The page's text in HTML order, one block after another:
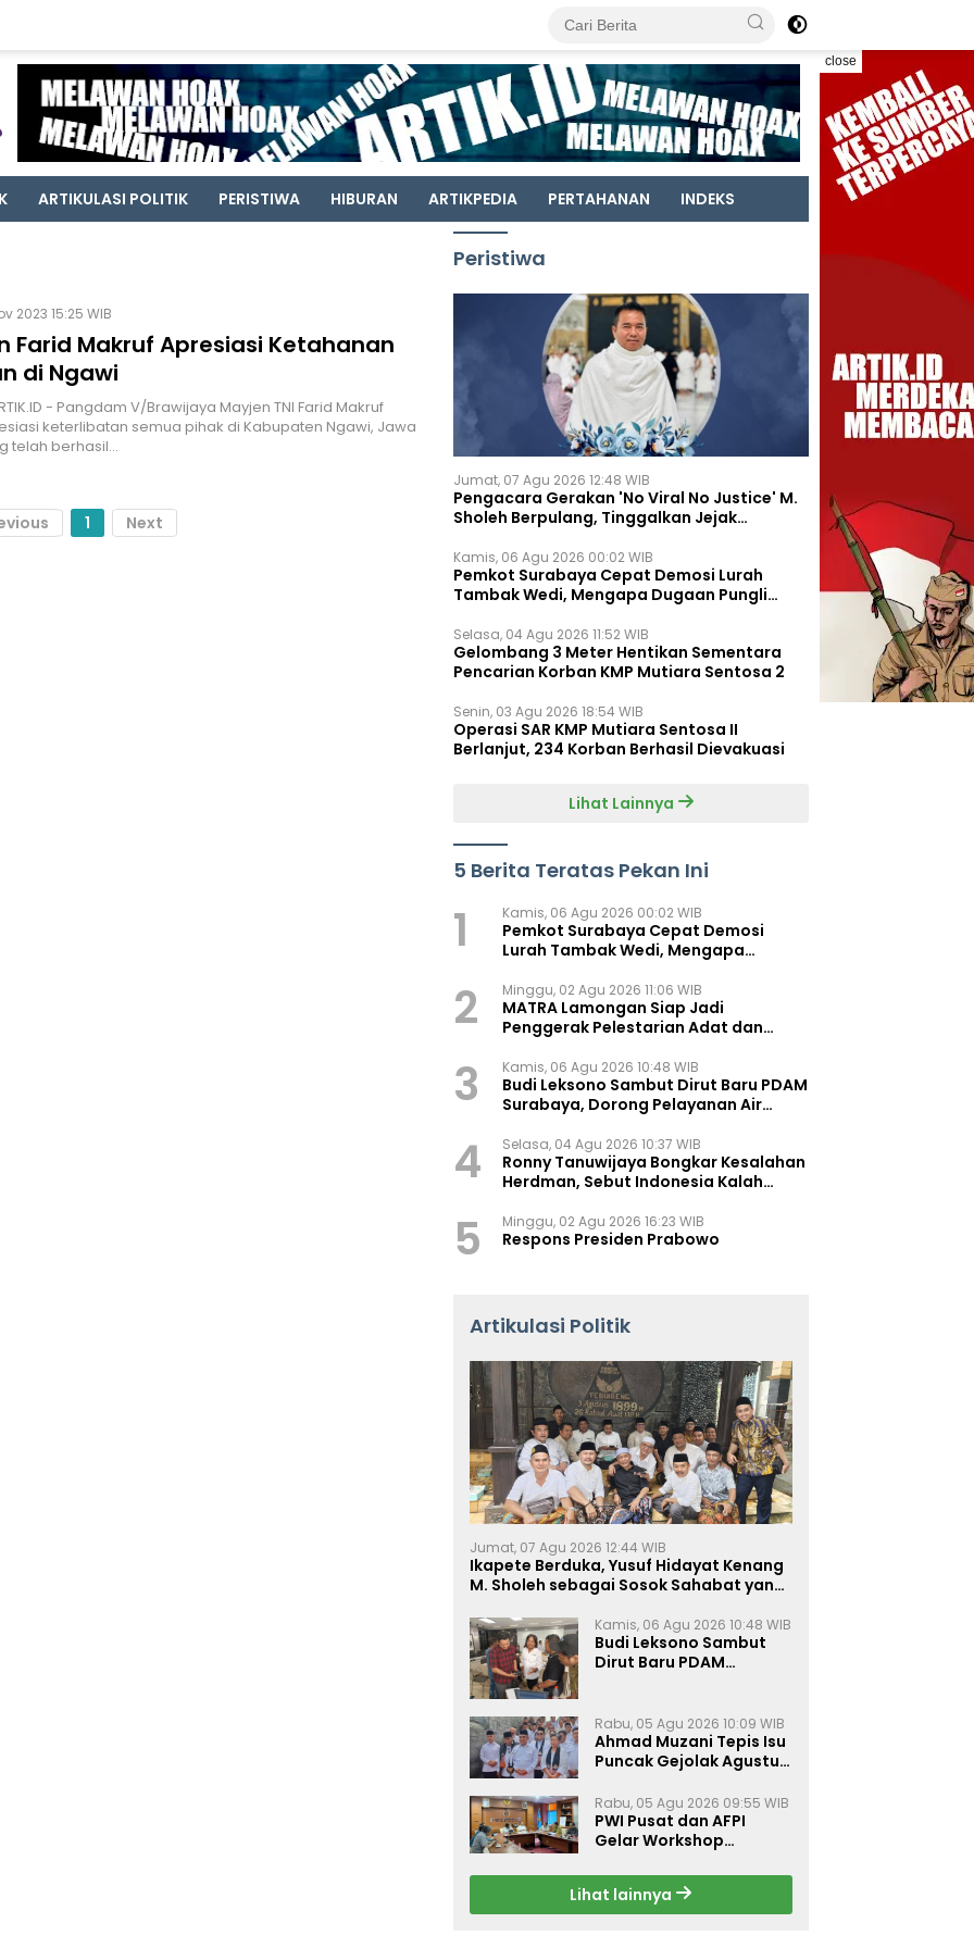
close
ARTIKULASI POLITIK PERISTIWA HIBURAN ARTIKPEDIA PERTAHANAN INDEKS
2023 15:25 WIB
Farid Makruf Apresiasi Ketahanan
di Ngawi
- Pangdam V/Brawijaya Mayjen TNI Farid Makruf
keterlibatan semua pihak di Kabupaten Ngawi, Jawa
telah berhasil…
1 Next
Peristiwa
Jumat, 07 Agu 2026 12:48 WIB
Pengacara Gerakan 'No Viral No Justice' M.
Sholeh Berpulang, Tinggalkan Jejak
Kamis, 06 Agu 2026 00:02 WIB
Pemkot Surabaya Cepat Demosi Lurah
Tambak Wedi, Mengapa Dugaan Pungli
Selasa, 04 Agu 2026 11:52 WIB
Gelombang 3 Meter Hentikan Sementara
Pencarian Korban KMP Mutiara Sentosa 2
Senin, 03 Agu 2026 18:54 WIB
Operasi SAR KMP Mutiara Sentosa II
Berlanjut, 234 Korban Berhasil Dievakuasi
Lihat Lainnya
5 Berita Teratas Pekan Ini
1 Kamis, 06 Agu 2026 00:02 WIB
Pemkot Surabaya Cepat Demosi
Lurah Tambak Wedi, Mengapa
2 Minggu, 02 Agu 2026 11:06 WIB
MATRA Lamongan Siap Jadi
Penggerak Pelestarian Adat dan
3 Kamis, 06 Agu 2026 10:48 WIB
Budi Leksono Sambut Dirut Baru PDAM
Surabaya, Dorong Pelayanan Air
4 Selasa, 04 Agu 2026 10:37 WIB
Ronny Tanuwijaya Bongkar Kesalahan
Herdman, Sebut Indonesia Kalah
5 Minggu, 02 Agu 2026 16:23 WIB
Respons Presiden Prabowo
Artikulasi Politik
Jumat, 07 Agu 2026 12:44 WIB
Ikapete Berduka, Yusuf Hidayat Kenang
M. Sholeh sebagai Sosok Sahabat yang
Kamis, 06 Agu 2026 10:48 WIB
Budi Leksono Sambut
Dirut Baru PDAM
Makin Prima
Rabu, 05 Agu 2026 10:09 WIB
Ahmad Muzani Tepis Isu
Puncak Gejolak Agustus
Perkuat Persatuan
Rabu, 05 Agu 2026 09:55 WIB
PWI Pusat dan AFPI
Gelar Workshop
Inklusi Keuangan, dan
Perlindungan Publik
Lihat lainnya